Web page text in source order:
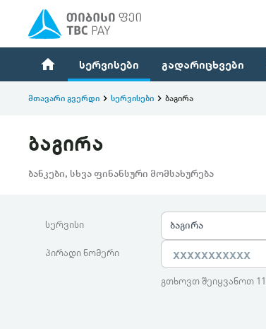
home სერვისები გადარიცხვები
მთავარი გვერდი keyboard_arrow_right სერვისები keyboard_arrow_right ბაგირა
ბაგირა
ბანკები, სხვა ფინანსური მომსახურება
სერვისი ბაგირა
პირადი ნომერი
გთხოვთ შეიყვანოთ